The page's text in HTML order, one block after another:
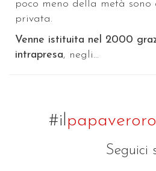
poco meno della metà
privata.
Venne istituita nel 2000
intrapresa, negli...
#il
Seguici